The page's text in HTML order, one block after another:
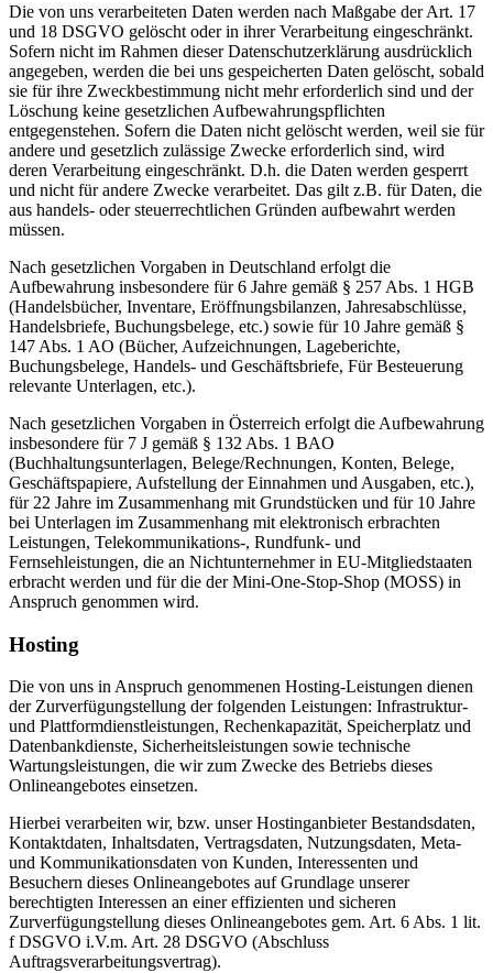
Die von uns verarbeiteten Daten werden nach Maßgabe der Art. 17
und 18 DSGVO gelöscht oder in ihrer Verarbeitung eingeschränkt.
Sofern nicht im Rahmen dieser Datenschutzerklärung ausdrücklich
angegeben, werden die bei uns gespeicherten Daten gelöscht, sobald
sie für ihre Zweckbestimmung nicht mehr erforderlich sind und der
Löschung keine gesetzlichen Aufbewahrungspflichten
entgegenstehen. Sofern die Daten nicht gelöscht werden, weil sie für
andere und gesetzlich zulässige Zwecke erforderlich sind, wird
deren Verarbeitung eingeschränkt. D.h. die Daten werden gesperrt
und nicht für andere Zwecke verarbeitet. Das gilt z.B. für Daten, die
aus handels- oder steuerrechtlichen Gründen aufbewahrt werden
müssen.
Nach gesetzlichen Vorgaben in Deutschland erfolgt die
Aufbewahrung insbesondere für 6 Jahre gemäß § 257 Abs. 1 HGB
(Handelsbücher, Inventare, Eröffnungsbilanzen, Jahresabschlüsse,
Handelsbriefe, Buchungsbelege, etc.) sowie für 10 Jahre gemäß §
147 Abs. 1 AO (Bücher, Aufzeichnungen, Lageberichte,
Buchungsbelege, Handels- und Geschäftsbriefe, Für Besteuerung
relevante Unterlagen, etc.).
Nach gesetzlichen Vorgaben in Österreich erfolgt die Aufbewahrung
insbesondere für 7 J gemäß § 132 Abs. 1 BAO
(Buchhaltungsunterlagen, Belege/Rechnungen, Konten, Belege,
Geschäftspapiere, Aufstellung der Einnahmen und Ausgaben, etc.),
für 22 Jahre im Zusammenhang mit Grundstücken und für 10 Jahre
bei Unterlagen im Zusammenhang mit elektronisch erbrachten
Leistungen, Telekommunikations-, Rundfunk- und
Fernsehleistungen, die an Nichtunternehmer in EU-Mitgliedstaaten
erbracht werden und für die der Mini-One-Stop-Shop (MOSS) in
Anspruch genommen wird.
Hosting
Die von uns in Anspruch genommenen Hosting-Leistungen dienen
der Zurverfügungstellung der folgenden Leistungen: Infrastruktur-
und Plattformdienstleistungen, Rechenkapazität, Speicherplatz und
Datenbankdienste, Sicherheitsleistungen sowie technische
Wartungsleistungen, die wir zum Zwecke des Betriebs dieses
Onlineangebotes einsetzen.
Hierbei verarbeiten wir, bzw. unser Hostinganbieter Bestandsdaten,
Kontaktdaten, Inhaltsdaten, Vertragsdaten, Nutzungsdaten, Meta-
und Kommunikationsdaten von Kunden, Interessenten und
Besuchern dieses Onlineangebotes auf Grundlage unserer
berechtigten Interessen an einer effizienten und sicheren
Zurverfügungstellung dieses Onlineangebotes gem. Art. 6 Abs. 1 lit.
f DSGVO i.V.m. Art. 28 DSGVO (Abschluss
Auftragsverarbeitungsvertrag).